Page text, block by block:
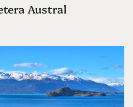
Austral